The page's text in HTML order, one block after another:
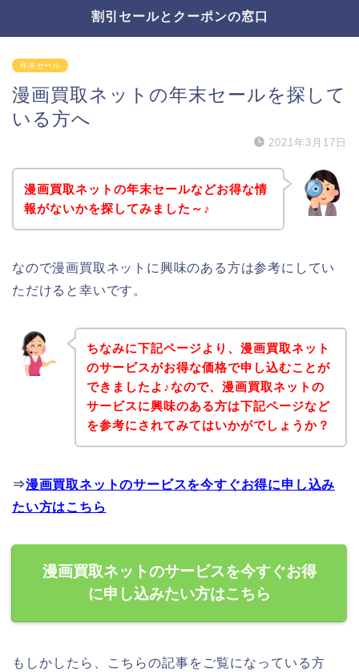
割引セールとクーポンの窓口
年末セール
漫画買取ネットの年末セールを探して
いる方へ
2021年3月17日
漫画買取ネットの年末セールなどお得な情
報がないかを探してみました～♪
なので漫画買取ネットに興味のある方は参考にしてい
ただけると幸いです。
ちなみに下記ページより、漫画買取ネット
のサービスがお得な価格で申し込むことが
できましたよ♪なので、漫画買取ネットの
サービスに興味のある方は下記ページなど
を参考にされてみてはいかがでしょうか？
⇒漫画買取ネットのサービスを今すぐお得に申し込み
たい方はこちら
漫画買取ネットのサービスを今すぐお得
に申し込みたい方はこちら
もしかしたら、こちらの記事をご覧になっている方